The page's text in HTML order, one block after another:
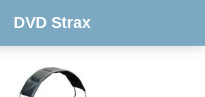
DVD Strax